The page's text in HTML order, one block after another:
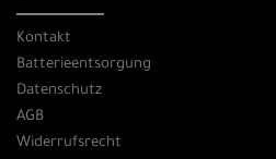
Kontakt
Batterieentsorgung
Datenschutz
AGB
Widerrufsrecht